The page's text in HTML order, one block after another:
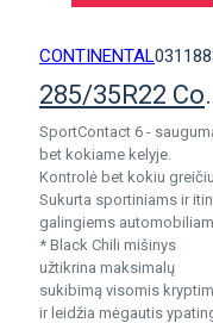
CONTINENTAL
285/
SportContact 6 -
bet kokiame kelyje.
Kontrolė bet kokiu
Sukurta sportiniams ir itin
galingiems
* Black Chili mišinys
užtikrina maksimalų
sukibimą visomis
ir leidžia mėgautis